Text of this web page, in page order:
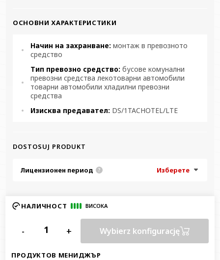
ОСНОВНИ ХАРАКТЕРИСТИКИ
Начин на захранване: монтаж в превозното
средство
Тип превозно средство: бусове комунални
превозни средства лекотоварни автомобили
товарни автомобили хладилни превозни
средства
Изисква предавател: DS/1TACHOTEL/LTE
DOSTOSUJ PRODUKT
Лицензионен период ? Изберете
НАЛИЧНОСТ ВИСОКА
- + Wybierz konfigurację
ПРОДУКТОВ МЕНИДЖЪР